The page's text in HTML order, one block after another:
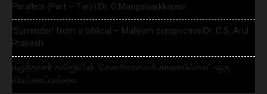
Parallels (Part – Two)|Dr. G.Mangaiyarkkarasi
‘Surrender’ from a biblical – Maliyam perspective|Dr. C.S. Arul
Prakash
எழுத்தாளர் கவிஜியின் ‘கௌசிகாவைக் காணவில்லை’ -ஒரு
விமர்சனப்பார்வை